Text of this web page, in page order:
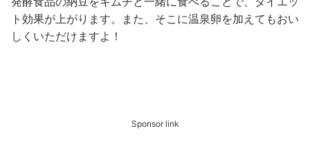
ト効果が上がります。また、そこに温泉卵を加えてもおい
しくいただけますよ！
Sponsor link